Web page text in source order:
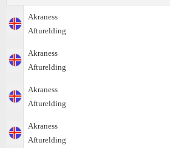
Akraness
Afturelding
Akraness
Afturelding
Akraness
Afturelding
Akraness
Afturelding